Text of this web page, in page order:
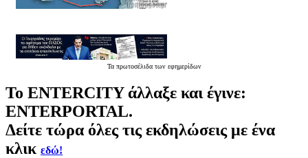
Τα πρωτοσέλιδατων εφημερίδων
Το ENTERCITYάλλαξε και έγινε:
ENTERPORTAL.
Δείτε τώρα όλες τις εκδηλώσεις με ένα
κλικ εδώ!